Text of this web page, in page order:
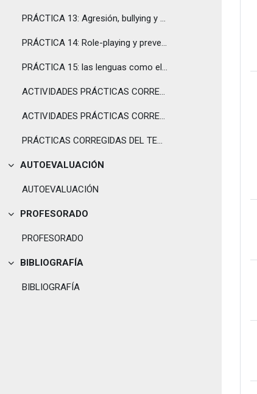
PRÁCTICA 13: Agresión, bullying y diversidad cultural
PRÁCTICA 14: Role-playing y prevención primaria en diversidad cultural
PRÁCTICA 15: las lenguas como elemento de cohesión social
ACTIVIDADES PRÁCTICAS CORREGIDAS DEL TEMA I
ACTIVIDADES PRÁCTICAS CORREGIDAS DEL TEMA II
PRÁCTICAS CORREGIDAS DEL TEMA III
Tolestu
AUTOEVALUACIÓN
AUTOEVALUACIÓN
Tolestu
PROFESORADO
PROFESORADO
Tolestu
BIBLIOGRAFÍA
BIBLIOGRAFÍA